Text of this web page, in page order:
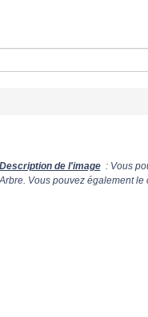
Description de l'image : Vous
Vous pouvez également